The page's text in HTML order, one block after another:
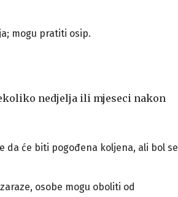
mogu pratiti osip.
nedjelja ili mjeseci nakon
da će biti pogođena koljena, ali bol se
osobe mogu oboliti od